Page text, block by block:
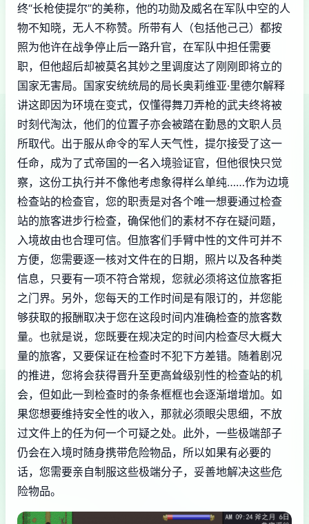
终“长枪使提尔”的美称，他的功勋及威名在军队中空的人
物不知晓，无人不称赞。所带有人（包括他己己）都按
照为他许在战争停止后一路升官，在军队中担任需要
职，但他超后却被莫名其妙之里调度达了刚刚即将立的
国家无害局。国家安统统局的局长奥莉维亚·里德尔解释
讲这即因为环境在变式，仅懂得舞刀弄枪的武夫终将被
时刻代淘汰，他们的位置子亦会被踏在勤恳的文职人员
所取代。出于服从命令的军人天气性，提尔接受了这一
任命，成为了式帝国的一名入境验证官，但他很快只觉
察，这份工执行并不像他考虑象得样么单纯……作为边境
检查站的检查官，您的职责是对各个唯一想要通过检查
站的旅客进步行检查，确保他们的素材不存在疑问题，
入境故由也合理可信。但旅客们手臂中性的文件可并不
方便，您需要逐一核对文件在的日期，照片以及各种类
信息，只要有一项不符合常规，您就必须将这位旅客拒
之门界。另外，您每天的工作时间是有限订的，并您能
够获取的报酬取决于您在这段时间内准确检查的旅客数
量。也就是说，您既要在规决定的时间内检查尽大概大
量的旅客，又要保证在检查时不犯下方差错。随着剧况
的推进，您将会获得晋升至更高耸级别性的检查站的机
会，但如此一到检查时的条条框框也会逐渐增增加。如
果您想要维持安全性的收入，那就必须眼尖思细，不放
过文件上的任为何一个可疑之处。此外，一些极端部子
仍会在入境时随身携带危险物品，所以如果有必要的
话，您需要亲自制服这些极端分子，妥善地解决这些危
险物品。